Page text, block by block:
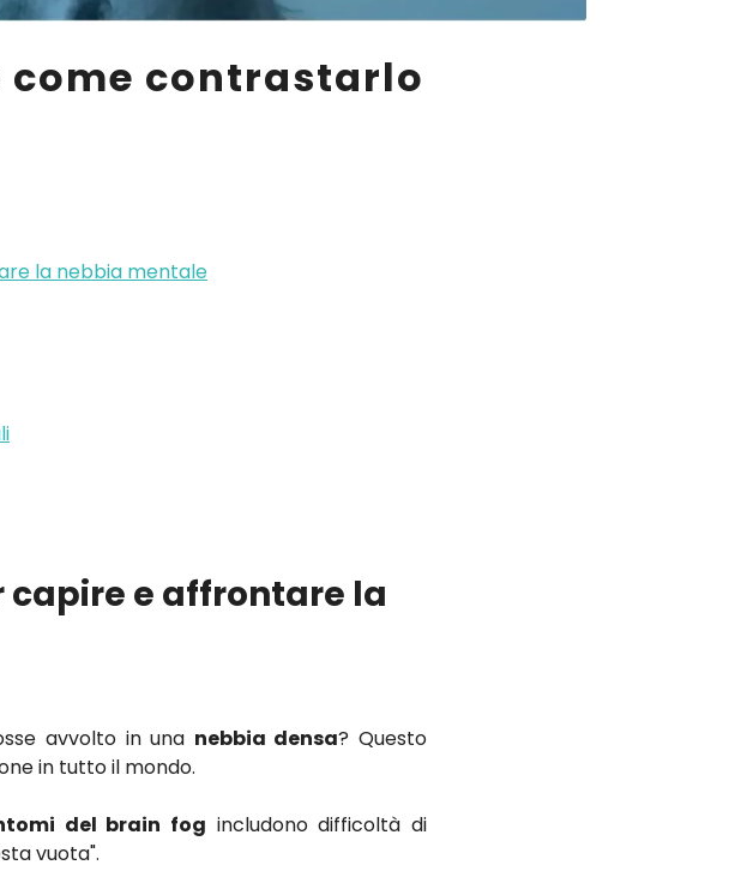
come contrastarlo
la nebbia mentale
capire e affrontare la
avvolto in una nebbia densa? Questo
in tutto il mondo.
del brain fog includono difficoltà di
vuota".